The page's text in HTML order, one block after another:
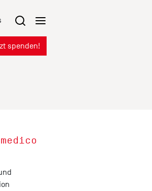
spenden!